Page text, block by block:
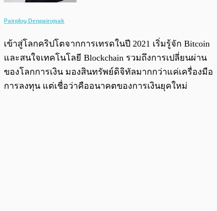
Pairploy Denpairojsak
เข้าสู่โลกคริปโตจากการเทรดในปี 2021 เริ่มรู้จัก Bitcoin
และสนใจเทคโนโลยี Blockchain รวมถึงการเปลี่ยนผ่าน
ของโลกการเงิน มองสินทรัพย์ดิจิทัลมากกว่าแค่เครื่องมือ
การลงทุน แต่เชื่อว่าคืออนาคตของการเงินยุคใหม่